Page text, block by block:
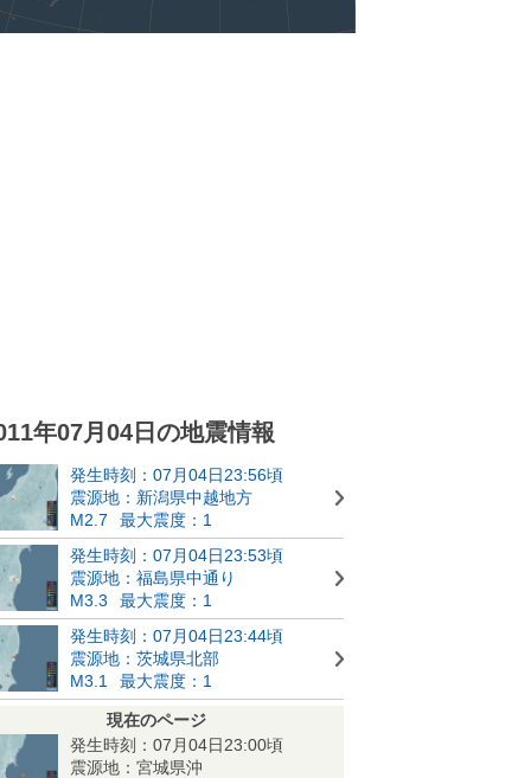
年07月04日の地震情報
発生時刻：07月04日23:56頃
震源地：新潟県中越地方
M2.7
最大震度：1
発生時刻：07月04日23:53頃
震源地：福島県中通り
M3.3
最大震度：1
発生時刻：07月04日23:44頃
震源地：茨城県北部
M3.1
最大震度：1
現在のページ
発生時刻：07月04日23:00頃
震源地：宮城県沖